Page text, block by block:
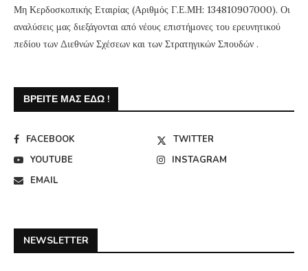
Μη Κερδοσκοπικής Εταιρίας (Αριθμός Γ.Ε.ΜΗ: 134810907000). Οι
αναλύσεις μας διεξάγονται από νέους επιστήμονες του ερευνητικού
πεδίου των Διεθνών Σχέσεων και των Στρατηγικών Σπουδών .
ΒΡΕΊΤΕ ΜΑΣ ΕΔΏ !
FACEBOOK
TWITTER
YOUTUBE
INSTAGRAM
EMAIL
NEWSLETTER